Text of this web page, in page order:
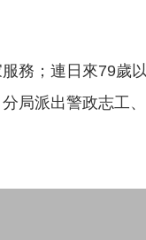
務；連日來79
局派出警政志工